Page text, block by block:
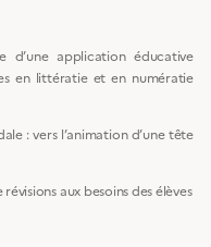
d’une application éducative
en littératie et en numératie
: vers l’animation d’une tête
aux besoins des élèves